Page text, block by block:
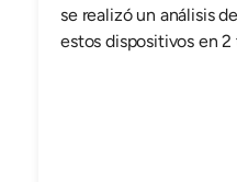
se realizó un análisis
estos dispositivos en 2